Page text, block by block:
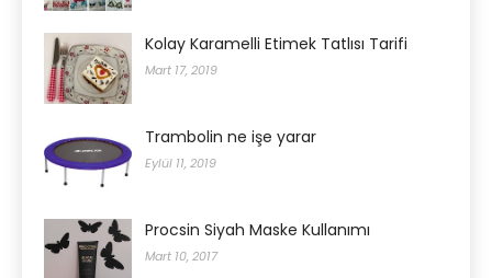
Kolay Karamelli Etimek Tatlısı Tarifi
Mart 17, 2019
Trambolin ne işe yarar
Eylül 11, 2019
Procsin Siyah Maske Kullanımı
Mart 10, 2017